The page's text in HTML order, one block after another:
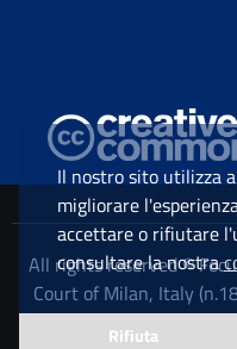
All rights reserved ©
Court of Milan, Italy
Il nostro sito utilizza
migliorare
accettare o rifiutare
consultare la nostra
Rifiuta